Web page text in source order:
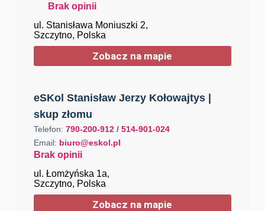
Brak opinii
ul. Stanisława Moniuszki 2,
Szczytno, Polska
Zobacz na mapie
eSKol Stanisław Jerzy Kołowajtys |
skup złomu
Telefon: 790-200-912/ 514-901-024
Email: biuro@eskol.pl
Brak opinii
ul. Łomżyńska 1a,
Szczytno, Polska
Zobacz na mapie